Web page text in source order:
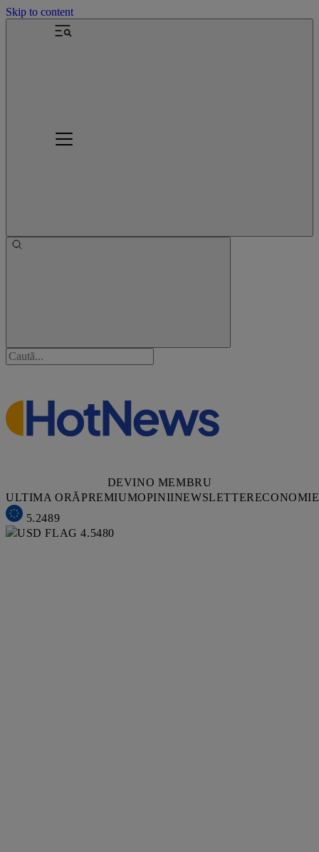
Skip to content
DEVINO MEMBRU
ULTIMA ORĂPREMIUMOPINIINEWSLETTERECONOMIE
5.2489
4.5480